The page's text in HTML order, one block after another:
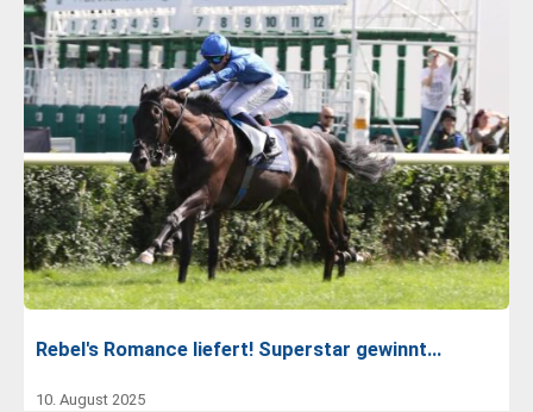
Rebel's Romance liefert! Superstar gewinnt…
10. August 2025